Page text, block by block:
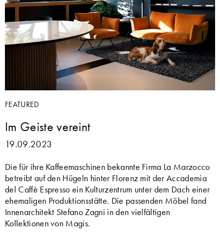
FEATURED
Im Geiste vereint
19.09.2023
Die für ihre Kaffeemaschinen bekannte Firma La Marzocco
betreibt auf den Hügeln hinter Florenz mit der Accademia
del Caffè Espresso ein Kulturzentrum unter dem Dach einer
ehemaligen Produktionsstätte. Die passenden Möbel fand
Innenarchitekt Stefano Zagni in den vielfältigen
Kollektionen von Magis.